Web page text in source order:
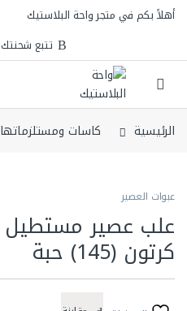
Skip to navigation
Skip to content
أهلاً بكم في متجر واحة البلاستيك
تتبع شحنتك
الرئيسية كاسات ومستلزماتها
عبوات العصير
كرتون (145) حبة